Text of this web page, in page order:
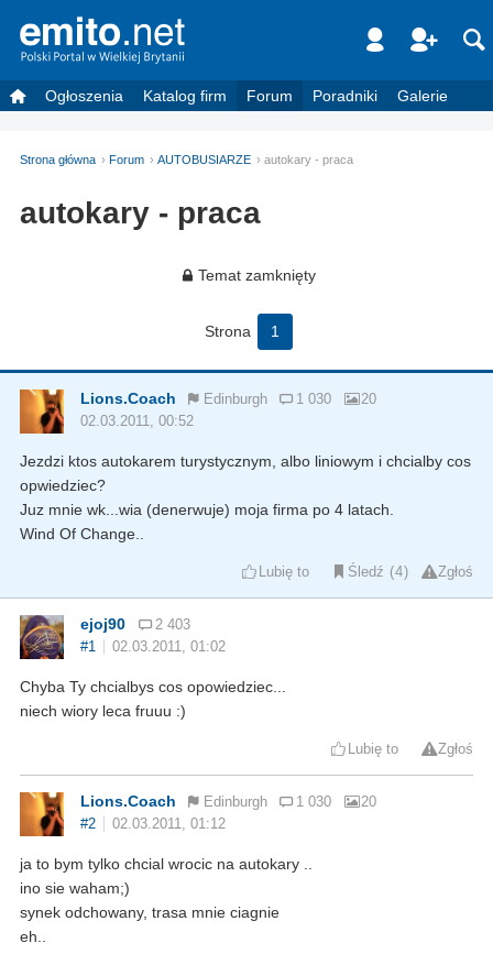
Ogłoszenia Katalog firm Forum Poradniki Galerie
Strona główna Forum AUTOBUSIARZE autokary - praca
autokary - praca
Temat zamknięty
Strona 1
Lions.Coach Edinburgh 1 030
20
02.03.2011, 00:52
Jezdzi ktos autokarem turystycznym, albo liniowym i chcialby cos
opwiedziec?
Juz mnie wk...wia (denerwuje) moja firma po 4 latach.
Wind Of Change..
Lubię to Śledź 4 Zgłoś
ejoj90
2 403
#1
02.03.2011, 01:02
Chyba Ty chcialbys cos opowiedziec...
niech wiory leca fruuu :)
Lubię to Zgłoś
Lions.Coach Edinburgh 1 030
20
#2
02.03.2011, 01:12
ja to bym tylko chcial wrocic na autokary ..
ino sie waham;)
synek odchowany, trasa mnie ciagnie
eh..